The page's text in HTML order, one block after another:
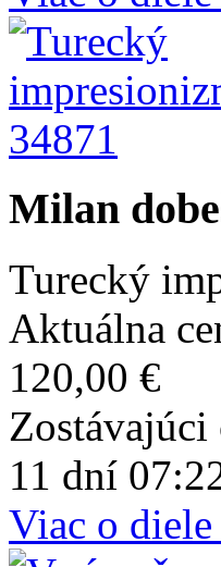
34871
Milan
Turecký
Aktuálna
120,00 €
Zostávajúci
11 dní
Viac o